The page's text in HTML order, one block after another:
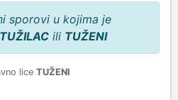
sporovi u kojima je
TUŽILAC ili TUŽENI
lice TUŽENI